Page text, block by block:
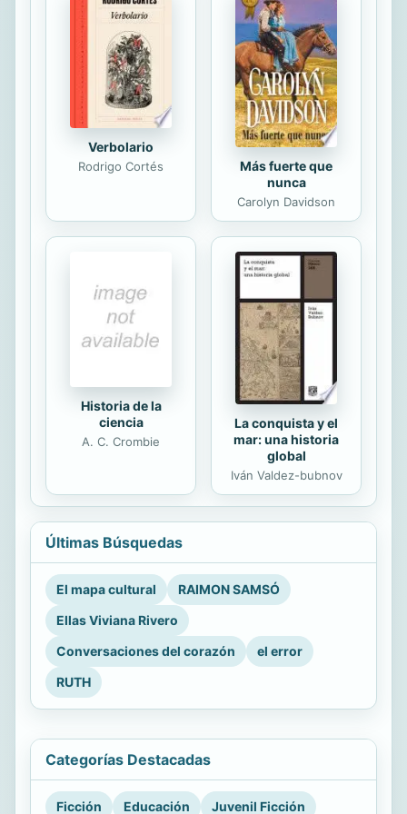
personalidad, las emociones y
relaciones del individuo. Este libro
presenta sencillas y progresivas
técnicas, que permiten aprender a
sanar y activar los chakras, aumentar
el flujo de energía y...
Verbolario
Rodrigo Cortés
Más fuerte que
nunca
Carolyn Davidson
Historia de la
ciencia
A. C. Crombie
La conquista y el
mar: una historia
global
Iván Valdez-bubnov
Últimas Búsquedas
El mapa cultural
RAIMON SAMSÓ
Ellas Viviana Rivero
Conversaciones del corazón
el error
RUTH
Categorías Destacadas
Ficción Educación Juvenil Ficción